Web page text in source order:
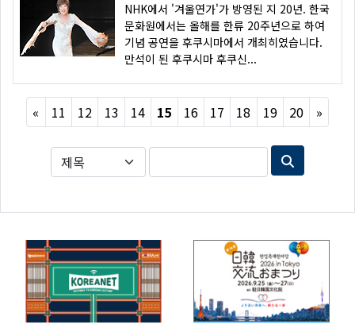
NHK에서 '겨울연가'가 방영된 지 20년. 한국
문화원에서는 올해를 한류 20주년으로 하여
기념 공연을 후쿠시마에서 개최히였습니다.
만석이 된 후쿠시마 후쿠신...
« Previous
11 12 13 14 15 16 17 18 19 20 »Next